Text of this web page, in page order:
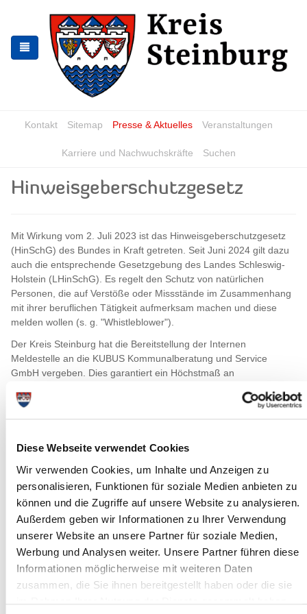
Diese Webseite verwendet Cookies
Wir verwenden Cookies, um Inhalte und Anzeigen zu
personalisieren, Funktionen für soziale Medien anbieten zu
können und die Zugriffe auf unsere Website zu analysieren.
Außerdem geben wir Informationen zu Ihrer Verwendung
unserer Website an unsere Partner für soziale Medien,
Werbung und Analysen weiter. Unsere Partner führen diese
Informationen möglicherweise mit weiteren Daten
zusammen, die Sie ihnen bereitgestellt haben oder die sie
the
navigation
the
content
Kontakt Sitemap Presse & Aktuelles Veranstaltungen
Karriere und Nachwuchskräfte Suchen
Hinweisgeberschutzgesetz
Mit Wirkung vom 2. Juli 2023 ist das Hinweisgeberschutzgesetz
(HinSchG) des Bundes in Kraft getreten. Seit Juni 2024 gilt dazu
auch die entsprechende Gesetzgebung des Landes Schleswig-
Holstein (LHinSchG). Es regelt den Schutz von natürlichen
Personen, die auf Verstöße oder Missstände im Zusammenhang
mit ihrer beruflichen Tätigkeit aufmerksam machen und diese
melden wollen (s. g. "Whistleblower").
Der Kreis Steinburg hat die Bereitstellung der Internen
Meldestelle an die KUBUS Kommunalberatung und Service
GmbH vergeben. Dies garantiert ein Höchstmaß an
Das Meldesystem richtet sich an alle Mitarbeitenden der
Kreisverwaltung Steinburg und an alle Personen, die im
Kreisverwaltung in Kontakt stehen und Informationen über
Verstöße gemäß Hinweisgeberschutzgesetz erlangt haben.
Meldungen sollten begründete, über bloße Vermutungen
hinausgehende Verdachtsmomente sein. Es kann sich auch um
strafbare Handlungen oder Unterlassungen handeln. Verstöße,
die mit Geldbußen belegt sind, insbesondere, wenn sie das
Vertretungsorgane betreffen, können ebenfalls gemeldet werden.
Dies gilt genauso für sonstige Verstöße gegen Rechtsvorschriften
des Bundes und der Länder, sowie unmittelbar geltende